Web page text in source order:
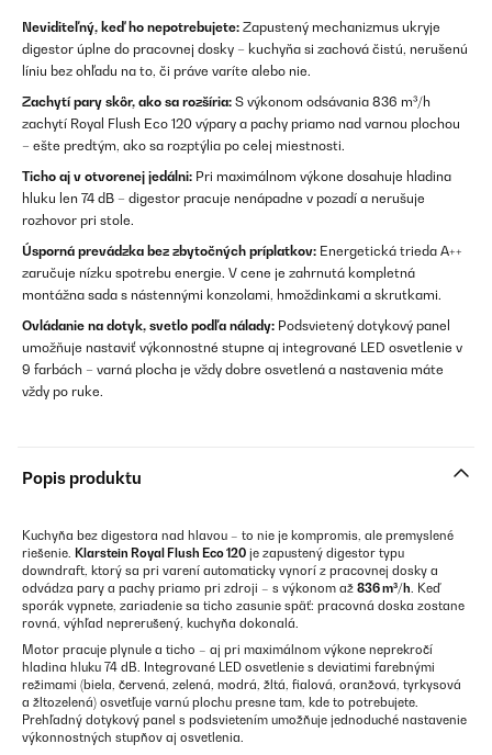
Neviditeľný, keď ho nepotrebujete: Zapustený mechanizmus ukryje
digestor úplne do pracovnej dosky – kuchyňa si zachová čistú, nerušenú
líniu bez ohľadu na to, či práve varíte alebo nie.
Zachytí pary skôr, ako sa rozšíria: S výkonom odsávania 836 m³/h
zachytí Royal Flush Eco 120 výpary a pachy priamo nad varnou plochou
– ešte predtým, ako sa rozptýlia po celej miestnosti.
Ticho aj v otvorenej jedálni: Pri maximálnom výkone dosahuje hladina
hluku len 74 dB – digestor pracuje nenápadne v pozadí a nerušuje
rozhovor pri stole.
Úsporná prevádzka bez zbytočných príplatkov: Energetická trieda A++
zaručuje nízku spotrebu energie. V cene je zahrnutá kompletná
montážna sada s nástennými konzolami, hmoždinkami a skrutkami.
Ovládanie na dotyk, svetlo podľa nálady: Podsvietený dotykový panel
umožňuje nastaviť výkonnostné stupne aj integrované LED osvetlenie v
9 farbách – varná plocha je vždy dobre osvetlená a nastavenia máte
vždy po ruke.
Popis produktu
Kuchyňa bez digestora nad hlavou – to nie je kompromis, ale premyslené
riešenie. Klarstein Royal Flush Eco 120 je zapustený digestor typu
downdraft, ktorý sa pri varení automaticky vynorí z pracovnej dosky a
odvádza pary a pachy priamo pri zdroji – s výkonom až 836 m³/h. Keď
sporák vypnete, zariadenie sa ticho zasunie späť: pracovná doska zostane
rovná, výhľad neprerušený, kuchyňa dokonalá.
Motor pracuje plynule a ticho – aj pri maximálnom výkone neprekročí
hladina hluku 74 dB. Integrované LED osvetlenie s deviatimi farebnými
režimami (biela, červená, zelená, modrá, žltá, fialová, oranžová, tyrkysová
a žltozelená) osvetľuje varnú plochu presne tam, kde to potrebujete.
Prehľadný dotykový panel s podsvietením umožňuje jednoduché nastavenie
výkonnostných stupňov aj osvetlenia.